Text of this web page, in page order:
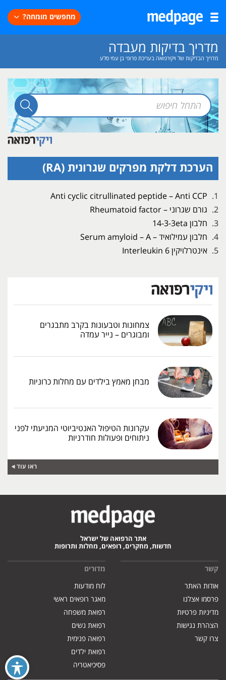
מחפשים מומחה?
מדריך בדיקות מעבדה
מדריך הבדיקות של ויקירפואה בעריכת פרופ׳ בן עמי סלע
הערכת דלקת מפרקים שגרונית (RA)
Anti cyclic citrullinated peptide – Anti CCP
גורם שגרוני – Rheumatoid factor
חלבון 14-3-3eta
חלבון עמילואיד – Serum amyloid – A
אינטרלויקין 6 Interleukin
צמחונות וטבעונות בקרב מתבגרים
ומבוגרים – נייר עמדה
מבחן מאמץ בילדים עם מחלות כרוניות
עקרונות הטיפול האנטיביוטי המניעתי לפני
ניתוחים ופעולות חודרניות
ראו עוד
אתר הרפואה של ישראל
חדשות, מחקרים, רופאים, מחלות ותרופות
קשר
אודות האתר
פרסמו אצלנו
מדיניות פרטיות
הצהרת נגישות
צרו קשר
מדורים
לוח מודעות
מאגר רופאים ראשי
רפואת משפחה
רפואת נשים
רפואה פנימית
רפואת ילדים
פסיכיאטריה